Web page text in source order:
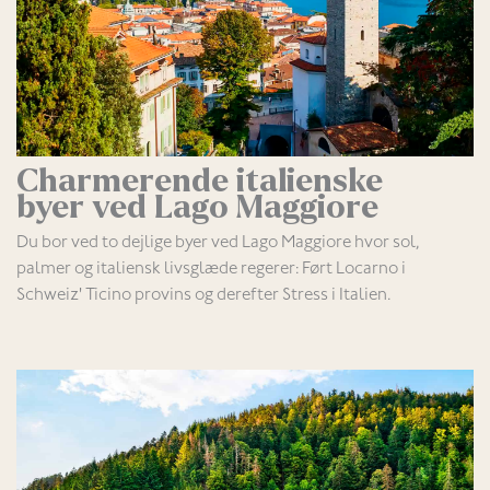
Charmerende italienske
byer ved Lago Maggiore
Du bor ved to dejlige byer ved Lago Maggiore hvor sol,
palmer og italiensk livsglæde regerer: Ført Locarno i
Schweiz' Ticino provins og derefter Stress i Italien.